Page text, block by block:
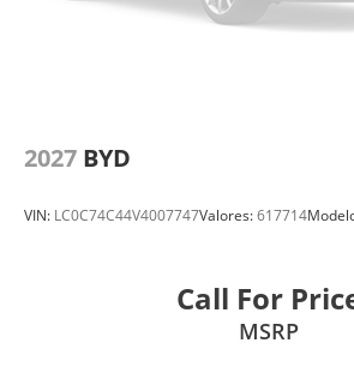
2027 BYD
VIN: LC0C74C44V4007747Valores:617714
Call For
MSRP